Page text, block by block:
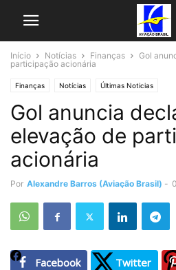
Início Notícias Finanças
Gol
participação acionária
Finanças Notícias Últimas Noticias
Gol anuncia
elevação de
acionária
Por Alexandre Barros (Aviação Brasil) -
Facebook Twitter